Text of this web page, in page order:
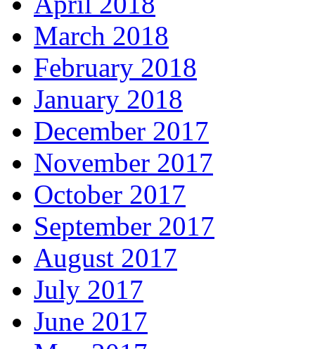
March 2018
February 2018
January 2018
December 2017
November 2017
October 2017
September 2017
August 2017
July 2017
June 2017